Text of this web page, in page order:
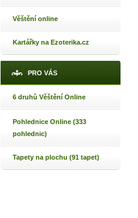
Věštění online
Kartářky na Ezoterika.cz
PRO VÁS
6 druhů Věštění Online
Pohlednice Online (333
pohlednic)
Tapety na plochu (91 tapet)